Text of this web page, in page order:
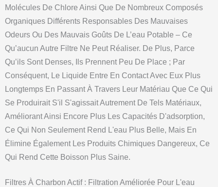
Molécules De Chlore Ainsi Que De Nombreux Composés
Organiques Différents Responsables Des Mauvaises
Odeurs Ou Des Mauvais Goûts De L’eau Potable – Ce
Qu’aucun Autre Filtre Ne Peut Réaliser. De Plus, Parce
Qu’ils Sont Denses, Ils Prennent Peu De Place ; Par
Conséquent, Le Liquide Entre En Contact Avec Eux Plus
Longtemps En Passant À Travers Leur Matériau Que Ce Qui
Se Produirait S'il S'agissait Autrement De Tels Matériaux,
Améliorant Ainsi Encore Plus Les Capacités D'adsorption,
Ce Qui Non Seulement Rend L'eau Plus Belle, Mais En
Élimine Également Les Produits Chimiques Dangereux, Ce
Qui Rend Cette Boisson Plus Saine.
Filtres À Charbon Actif : Filtration Améliorée Pour L'eau